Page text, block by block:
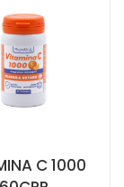
PLUS
14BUST AL
CARRELLO
C 1000